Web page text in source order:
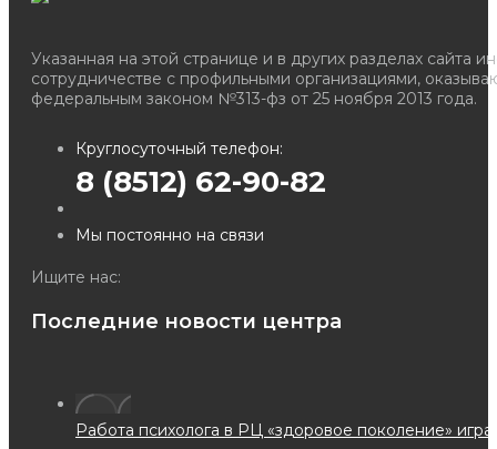
Указанная на этой странице и в других разделах сайта
сотрудничестве с профильными организациями,
федеральным законом №313-фз от 25 ноября 2013 года.
Круглосуточный телефон:
8 (8512) 62-90-82
Мы постоянно на связи
Ищите нас:
Страница
новом
Страница
новом
Страница
новом
Последние новости центра
Работа психолога в РЦ «здоровое поколение»